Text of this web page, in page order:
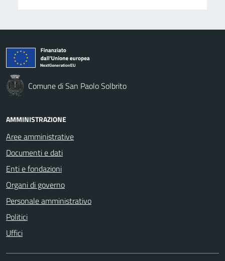
Comune di San Paolo Solbrito
AMMINISTRAZIONE
Aree amministrative
Documenti e dati
Enti e fondazioni
Organi di governo
Personale amministrativo
Politici
Uffici